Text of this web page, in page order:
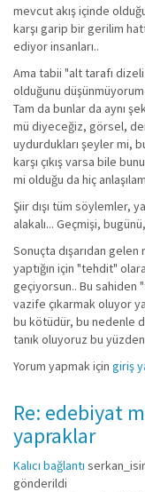
mevcut akış içinde
karşı garip bir gerilim
ediyor insanları..
Ama tabii "alt tarafı
olduğunu
Tam da bunlar da aynı
mü diyeceğiz, görsel,
uydurdukları şeyler mi,
karşı çıkış varsa bile
mi olduğu da hiç
Şiir dışı tüm söylemler,
alakalı... Geçmişi,
Sonuçta dışarıdan
yaptığın için "tehdit"
geçiyorsun.. Bu sahiden
vazife çıkarmak oluyor
bu kötüdür, bu nedenle
tanık oluyoruz bu
Yorum yapmak için giriş
Re: edebiyat
yapraklar
Kalıcı bağlantı
gönderildi